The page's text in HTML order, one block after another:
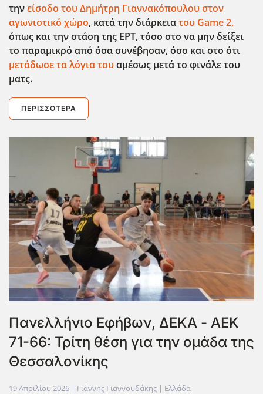
τηνείσοδο του Δημήτρη Γιαννακόπουλου στον
αγωνιστικό χώρο, κατά την διάρκειατου Game2,
όπως και την στάση της ΕΡΤ, τόσο στο να μην δείξει
το παραμικρό από όσα συνέβησαν, όσο και στο ότι
μετάδωσε τα λόγια τουαμέσως μετά το φινάλε του
ματς.
ΠΕΡΙΣΣΌΤΕΡΑ
Πανελλήνιο Εφήβων, ΔΕΚΑ - ΑΕΚ
71-66: Τρίτη θέση για την ομάδα της
Θεσσαλονίκης
19 Απριλίου 2026 | Γιάννης Γιαννουδάκης | Ελλάδα